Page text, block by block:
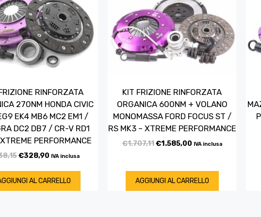
RINFORZATA
270NM HONDA CIVIC
EK4 MB6 MC2 EM1 /
DC2 DB7 / CR-V RD1
PERFORMANCE
€328,90 IVA inclusa
AL CARRELLO
KIT FRIZIONE RINFORZATA
ORGANICA 600NM + VOLANO
MONOMASSA FORD FOCUS ST /
RS MK3 – XTREME PERFORMANCE
€1.707,11€1.585,00 IVA inclusa
AGGIUNGI AL CARRELLO